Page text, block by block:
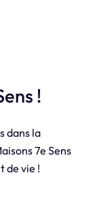
!
dans la
7e Sens
de vie !